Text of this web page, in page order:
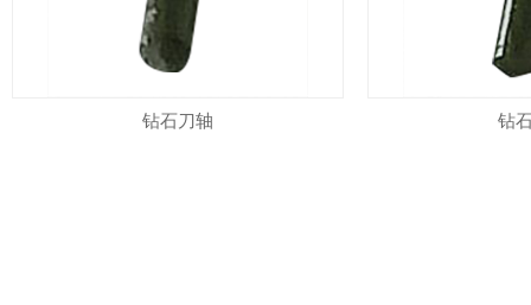
钻石刀轴 钻